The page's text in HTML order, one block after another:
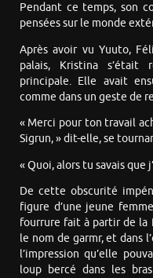
Pendant ce temps, son
pensées sur le monde
Après avoir vu Yuuto,
palais, Kristina s’était
principale. Elle avait
comme dans un geste de
« Merci pour ton travail
Sigrun, » dit-elle, se
« Quoi, alors tu savais que
De cette obscurité
figure d’une jeune
fourrure fait à partir de la
le nom de garmr, et dans
l’impression qu’elle
loup bercé dans les